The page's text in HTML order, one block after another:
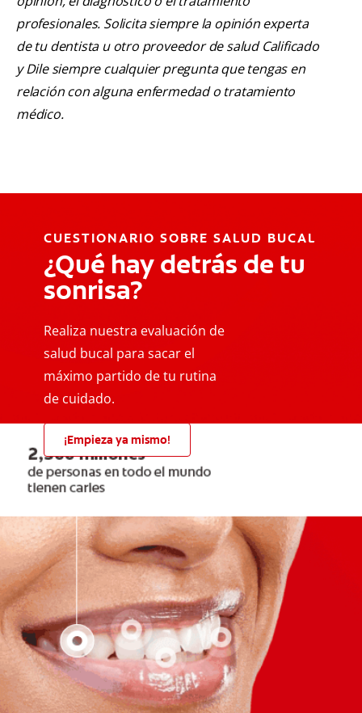
profesionales. Solicita siempre la opinión experta
de tu dentista u otro proveedor de salud Calificado
y Dile siempre cualquier pregunta que tengas en
relación con alguna enfermedad o tratamiento
médico.
CUESTIONARIO SOBRE SALUD BUCAL
¿Qué hay detrás de tu
sonrisa?
Realiza nuestra evaluación de
salud bucal para sacar el
máximo partido de tu rutina
de cuidado.
¡Empieza ya mismo!